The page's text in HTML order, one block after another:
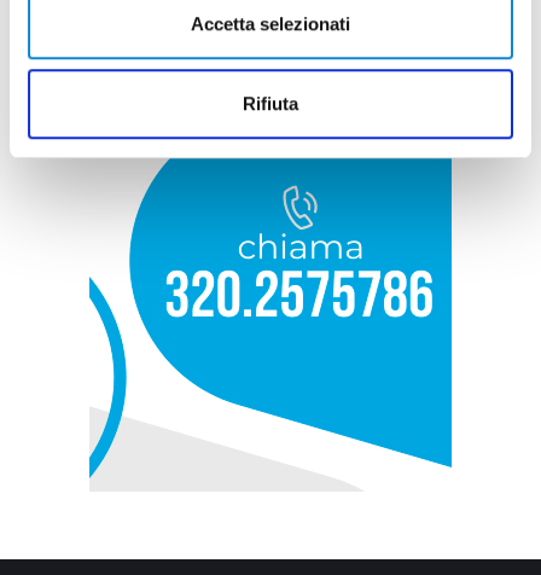
Accetta selezionati
Rifiuta